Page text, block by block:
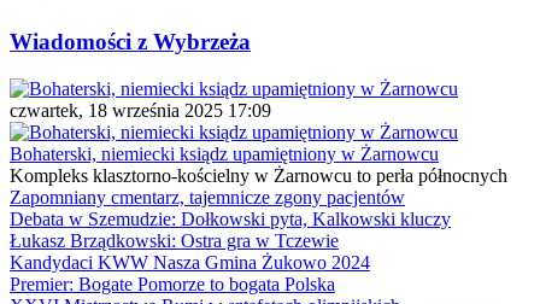
Wiadomości z Wybrzeża
czwartek, 18 września 2025 17:09
Bohaterski, niemiecki ksiądz upamiętniony w Żarnowcu
Kompleks klasztorno-kościelny w Żarnowcu to perła północnych
Zapomniany cmentarz, tajemnicze zgony pacjentów
Debata w Szemudzie: Dołkowski pyta, Kalkowski kluczy
Łukasz Brządkowski: Ostra gra w Tczewie
Kandydaci KWW Nasza Gmina Żukowo 2024
Premier: Bogate Pomorze to bogata Polska